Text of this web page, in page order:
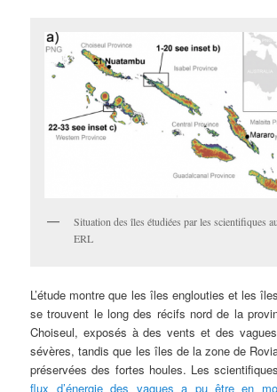
Situation des îles étudiées par les scientifiques
ERL
L’étude montre que les îles englouties et les
se trouvent le long des récifs nord de la
Choiseul, exposés à des vents et des
sévères, tandis que les îles de la zone de
préservées des fortes houles. Les
flux d’énergie des vagues a pu être en